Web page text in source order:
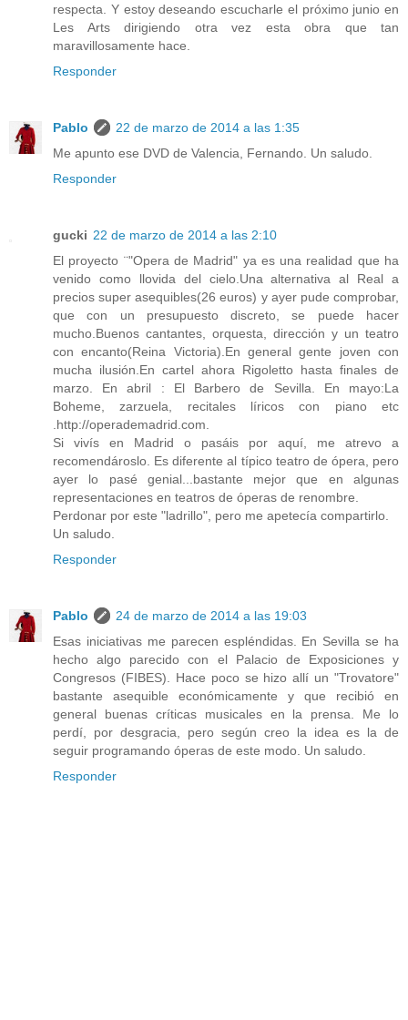
respecta. Y estoy deseando escucharle el próximo junio en
Les Arts dirigiendo otra vez esta obra que tan
maravillosamente hace.
Responder
Pablo
22 de marzo de 2014 a las 1:35
Me apunto ese DVD de Valencia, Fernando. Un saludo.
Responder
gucki 22 de marzo de 2014 a las 2:10
El proyecto ¨"Opera de Madrid" ya es una realidad que ha
venido como llovida del cielo.Una alternativa al Real a
precios super asequibles(26 euros) y ayer pude comprobar,
que con un presupuesto discreto, se puede hacer
mucho.Buenos cantantes, orquesta, dirección y un teatro
con encanto(Reina Victoria).En general gente joven con
mucha ilusión.En cartel ahora Rigoletto hasta finales de
marzo. En abril : El Barbero de Sevilla. En mayo:La
Boheme, zarzuela, recitales líricos con piano etc
.http://operademadrid.com.
Si vivís en Madrid o pasáis por aquí, me atrevo a
recomendároslo. Es diferente al típico teatro de ópera, pero
ayer lo pasé genial...bastante mejor que en algunas
representaciones en teatros de óperas de renombre.
Perdonar por este "ladrillo", pero me apetecía compartirlo.
Un saludo.
Responder
Pablo
24 de marzo de 2014 a las 19:03
Esas iniciativas me parecen espléndidas. En Sevilla se ha
hecho algo parecido con el Palacio de Exposiciones y
Congresos (FIBES). Hace poco se hizo allí un "Trovatore"
bastante asequible económicamente y que recibió en
general buenas críticas musicales en la prensa. Me lo
perdí, por desgracia, pero según creo la idea es la de
seguir programando óperas de este modo. Un saludo.
Responder